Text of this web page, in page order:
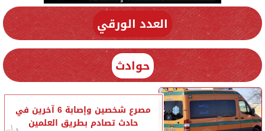
العدد الورقي
حوادث
مصرع شخصين وإصابة 6 آخرين في
حادث تصادم بطريق العلمين